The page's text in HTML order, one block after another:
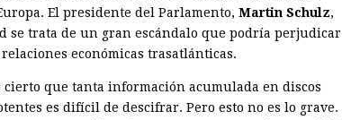
El presidente del Parlamento, Martin Schulz,
se trata de un gran escándalo que podría perjudicar
económicas trasatlánticas.
cierto que tanta información acumulada en discos
es difícil de descifrar. Pero esto no es lo grave.